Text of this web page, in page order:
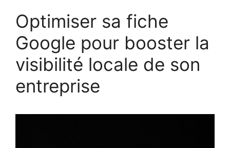
Optimiser sa fiche
Google pour booster la
visibilité locale de son
entreprise